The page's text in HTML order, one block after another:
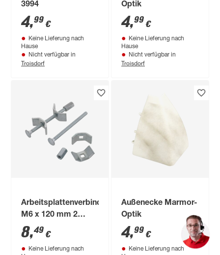
3994
4,99 €
Keine Lieferung nach
Hause
Nicht verfügbar in
Troisdorf
Optik
4,99 €
Keine Lieferung nach
Hause
Nicht verfügbar in
Troisdorf
Arbeitsplattenverbinder
M6 x 120 mm 2
Stück
8,49 €
Keine Lieferung nach
Außenecke Marmor-
Optik
4,99 €
Keine Lieferung nach